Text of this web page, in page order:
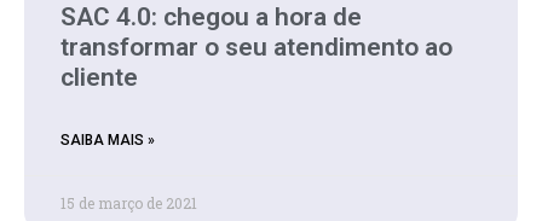
SAC 4.0: chegou a hora de
transformar o seu atendimento ao
cliente
SAIBA MAIS »
15 de março de 2021